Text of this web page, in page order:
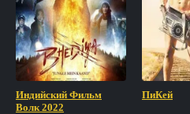
Индийский Фильм
Волк 2022
ПиКей